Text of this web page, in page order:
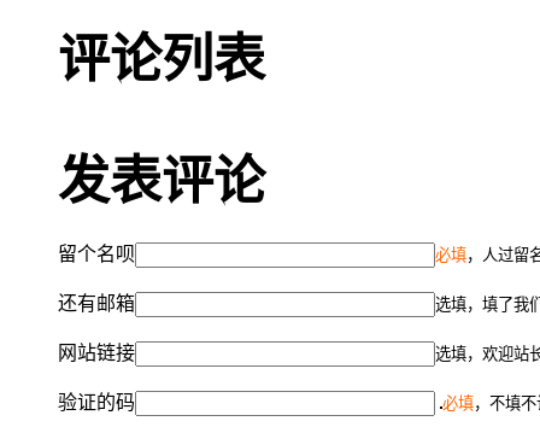
评论列表
发表评论
留个名呗 必填，人过留
还有邮箱 选填，填了我
网站链接 选填，欢迎站
验证的码 必填，不填